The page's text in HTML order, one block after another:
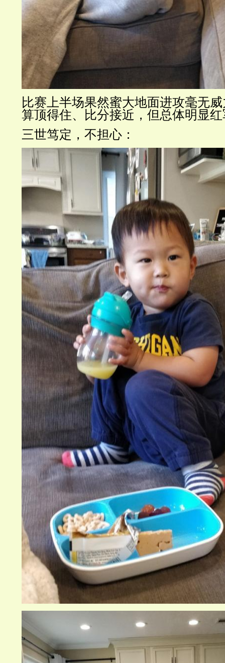
比赛上半场果然蜜大地面进攻毫无
算顶得住、比分接近，但总体明显
三世笃定，不担心：